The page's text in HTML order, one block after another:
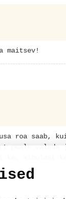
maitsev!
roa saab, kui
peale